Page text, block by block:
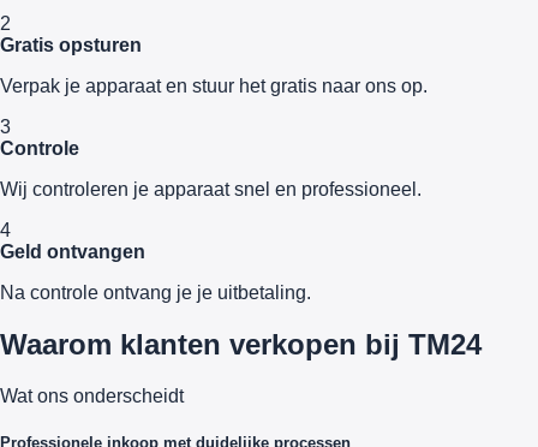
2
Gratis opsturen
Verpak je apparaat en stuur het gratis naar ons op.
3
Controle
Wij controleren je apparaat snel en professioneel.
4
Geld ontvangen
Na controle ontvang je je uitbetaling.
Waarom klanten verkopen bij TM24
Wat ons onderscheidt
Professionele inkoop met duidelijke processen